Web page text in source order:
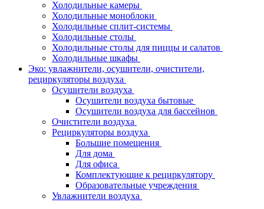
Холодильные камеры
Холодильные моноблоки
Холодильные сплит-системы
Холодильные столы
Холодильные столы для пиццы и салатов
Холодильные шкафы
Эко: увлажнители, осушители, очистители,
рециркуляторы воздуха
Осушители воздуха
Осушители воздуха бытовые
Осушители воздуха для бассейнов
Очистители воздуха
Рециркуляторы воздуха
Большие помещения
Для дома
Для офиса
Комплектующие к рециркулятору
Образовательные учреждения
Увлажнители воздуха